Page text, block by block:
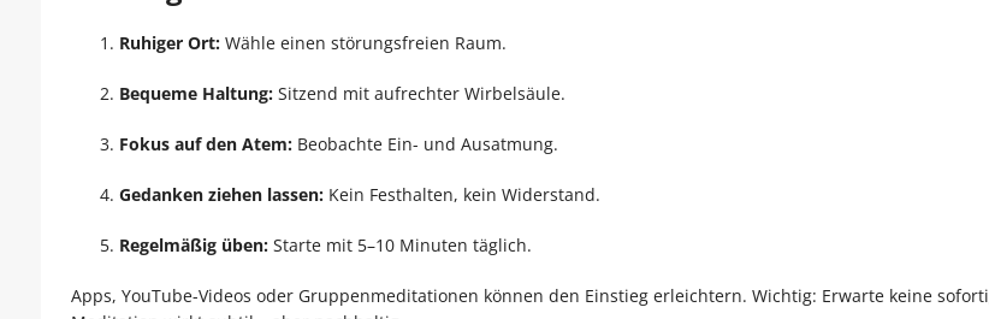
Ruhiger Ort:Wähle einen störungsfreien Raum.
Bequeme Haltung:Sitzend mit aufrechter Wirbelsäule.
Fokus auf den Atem:Beobachte Ein- und Ausatmung.
Gedanken ziehen lassen:Kein Festhalten, kein Widerstand.
Regelmäßig üben:Starte mit 5–10 Minuten täglich.
Apps, YouTube-Videos oder Gruppenmeditationen können den Einstieg erleichtern. Wichtig: Erwarte keine